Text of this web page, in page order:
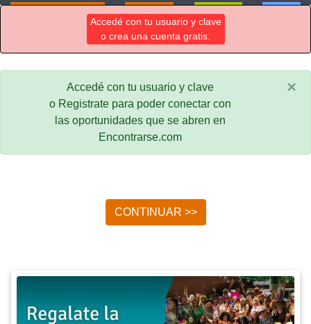
Accedé con tu usuario y clave
o crea una cuenta gratis.
Accedé con tu usuario y clave
o Registrate para poder conectar con
las oportunidades que se abren en
Encontrarse.com
×
CONTINUAR >>